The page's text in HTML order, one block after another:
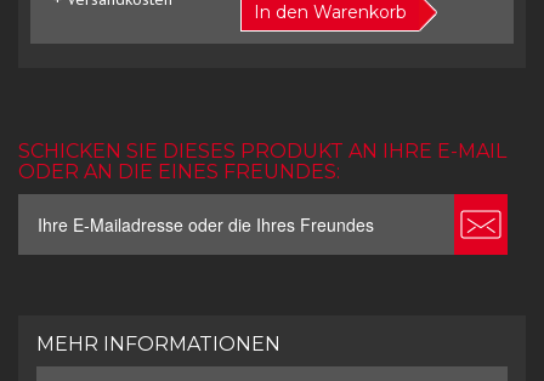
In den Warenkorb
SCHICKEN SIE DIESES PRODUKT AN IHRE E-MAIL
ODER AN DIE EINES FREUNDES:
MEHR INFORMATIONEN